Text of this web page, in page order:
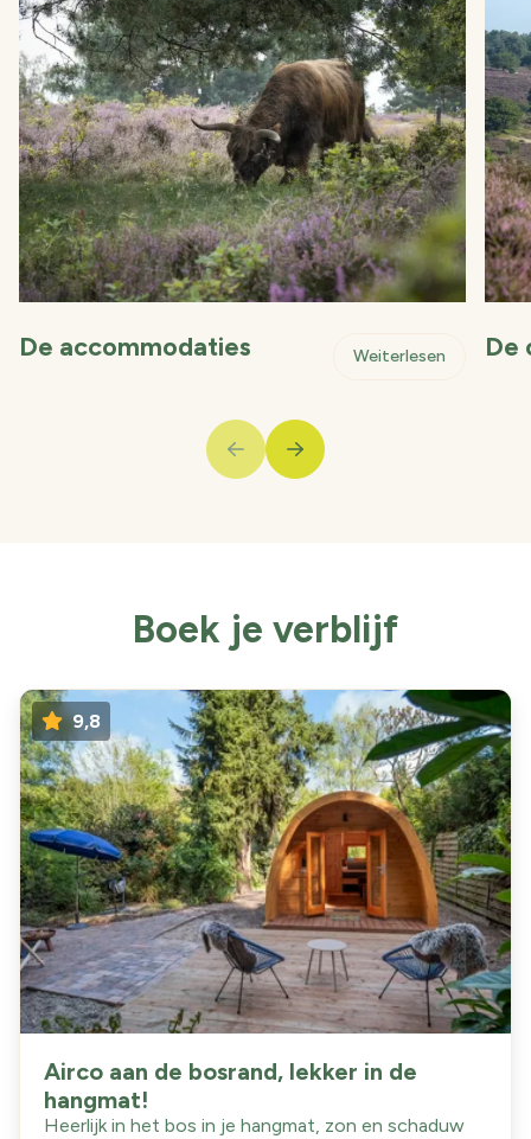
De accommodaties Weiterlesen- De De
buttonPrevbuttonNext
Boek je verblijf
9,8
Airco aan de bosrand, lekker in de
hangmat!
Heerlijk in het bos in je hangmat, zon en schaduw